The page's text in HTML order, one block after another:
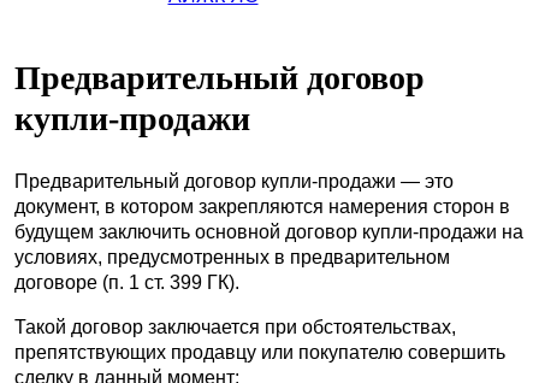
Предварительный договор
купли-продажи
Предварительный договор купли-продажи — это
документ, в котором закрепляются намерения сторон в
будущем заключить основной договор купли-продажи на
условиях, предусмотренных в предварительном
договоре (п. 1 ст. 399 ГК).
Такой договор заключается при обстоятельствах,
препятствующих продавцу или покупателю совершить
сделку в данный момент: